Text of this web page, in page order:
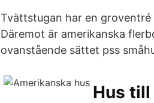
Tvättstugan har en
Däremot är amerikanska
ovanstående sättet pss
Hus till